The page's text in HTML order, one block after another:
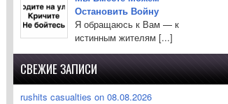
Остановить Войну
Я обращаюсь к Вам — к
истинным жителям [...]
СВЕЖИЕ ЗАПИСИ
rushits casualties on 08.08.2026